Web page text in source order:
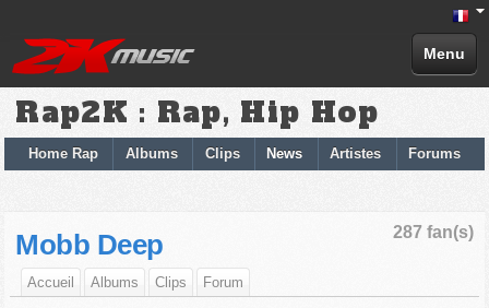
Menu
Rap2K : Rap, Hip Hop
Home Rap Albums Clips News Artistes Forums
287 fan(s)
Mobb Deep
Accueil Albums Clips Forum